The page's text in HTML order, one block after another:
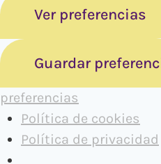
Ver preferencias
Guardar
preferencias
Política de cookies
Política de privacidad